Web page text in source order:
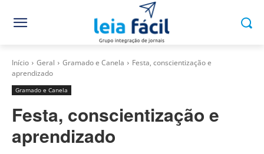
Início Geral Gramado e Canela
Festa, conscientização e
aprendizado
Gramado e Canela
Festa, conscientização e
aprendizado